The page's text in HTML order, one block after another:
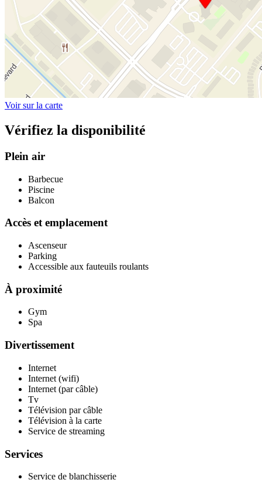
Voir sur la carte
Vérifiez la disponibilité
Plein air
Barbecue
Piscine
Balcon
Accès et emplacement
Ascenseur
Parking
Accessible aux fauteuils roulants
À proximité
Gym
Spa
Divertissement
Internet
Internet (wifi)
Internet (par câble)
Tv
Télévision par câble
Télévision à la carte
Service de streaming
Services
Service de blanchisserie